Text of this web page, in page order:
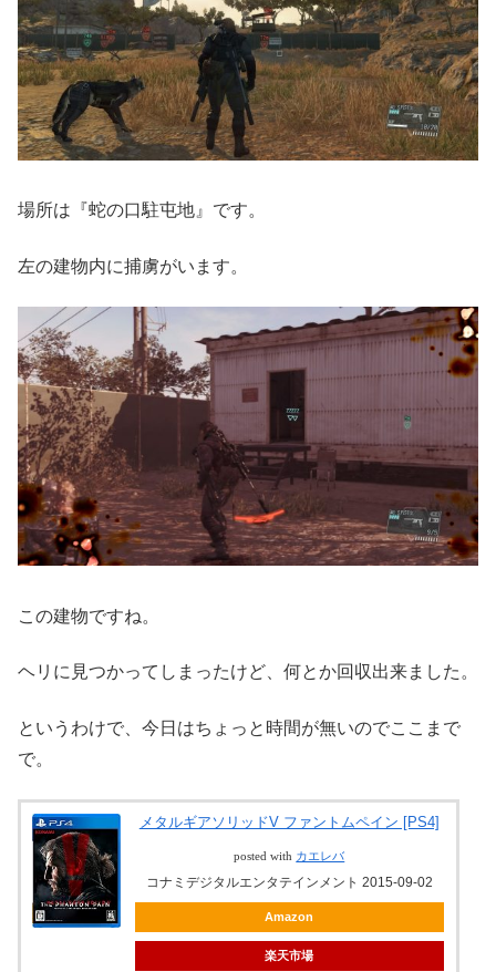
場所は『蛇の口駐屯地』です。
左の建物内に捕虜がいます。
この建物ですね。
ヘリに見つかってしまったけど、何とか回収出来ました。
というわけで、今日はちょっと時間が無いのでここまで
で。
メタルギアソリッドV ファントムペイン [PS4]
posted with カエレバ
コナミデジタルエンタテインメント 2015-09-02
Amazon
楽天市場